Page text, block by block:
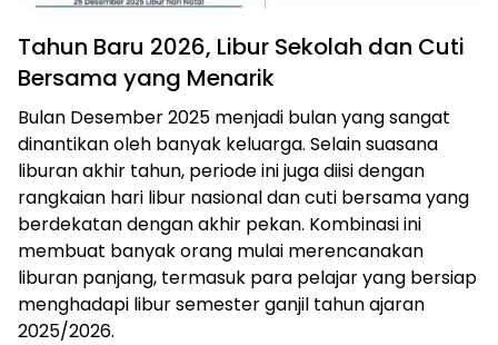
Tahun Baru 2026, Libur Sekolah dan Cuti
Bersama yang Menarik
Bulan Desember 2025 menjadi bulan yang sangat
dinantikan oleh banyak keluarga. Selain suasana
liburan akhir tahun, periode ini juga diisi dengan
rangkaian hari libur nasional dan cuti bersama yang
berdekatan dengan akhir pekan. Kombinasi ini
membuat banyak orang mulai merencanakan
liburan panjang, termasuk para pelajar yang bersiap
menghadapi libur semester ganjil tahun ajaran
2025/2026.